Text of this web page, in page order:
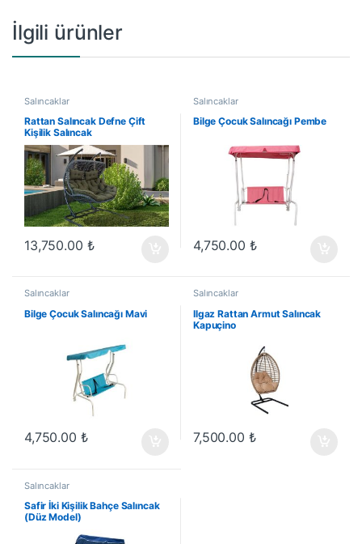
İlgili ürünler
Salıncaklar
Rattan Salıncak Defne Çift
Kişilik Salıncak
13,750.00 ₺
Salıncaklar
Bilge Çocuk Salıncağı Pembe
4,750.00 ₺
Salıncaklar
Bilge Çocuk Salıncağı Mavi
4,750.00 ₺
Salıncaklar
Ilgaz Rattan Armut Salıncak
Kapuçino
7,500.00 ₺
Salıncaklar
Safir İki Kişilik Bahçe Salıncak
(Düz Model)